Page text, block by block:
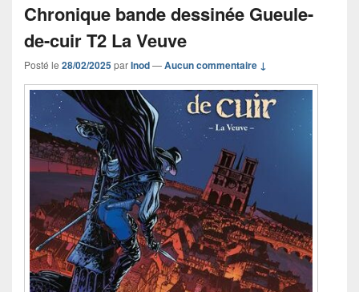
Chronique bande dessinée Gueule-
de-cuir T2 La Veuve
Posté le 28/02/2025parInod—Aucun commentaire ↓